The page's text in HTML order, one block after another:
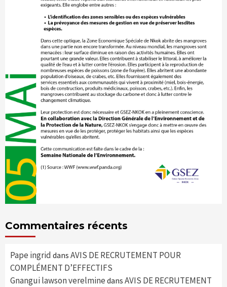
Commentaires récents
Pape ingrid dans AVIS DE RECRUTEMENT POUR
COMPLÉMENT D’EFFECTIFS
Gnangui lawson verelmine dans AVIS DE RECRUTEMENT